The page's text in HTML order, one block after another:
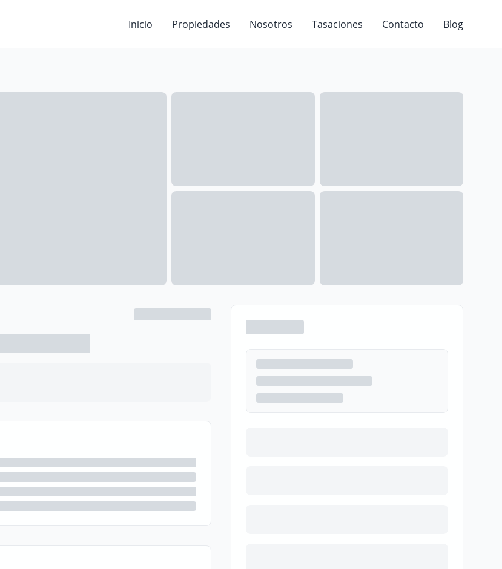
Inicio Propiedades Nosotros Tasaciones Contacto Blog